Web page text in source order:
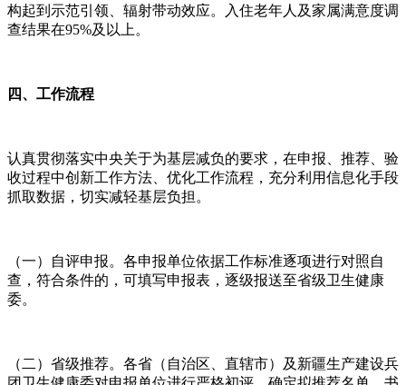
构起到示范引领、辐射带动效应。入住老年人及家属满意度调
查结果在95%及以上。
四、工作流程
认真贯彻落实中央关于为基层减负的要求，在申报、推荐、验
收过程中创新工作方法、优化工作流程，充分利用信息化手段
抓取数据，切实减轻基层负担。
（一）自评申报。各申报单位依据工作标准逐项进行对照自
查，符合条件的，可填写申报表，逐级报送至省级卫生健康
委。
（二）省级推荐。各省（自治区、直辖市）及新疆生产建设兵